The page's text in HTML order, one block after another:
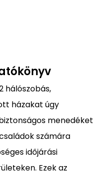
hálószobás,
házakat úgy
menedéket
számára
időjárási
Ezek az